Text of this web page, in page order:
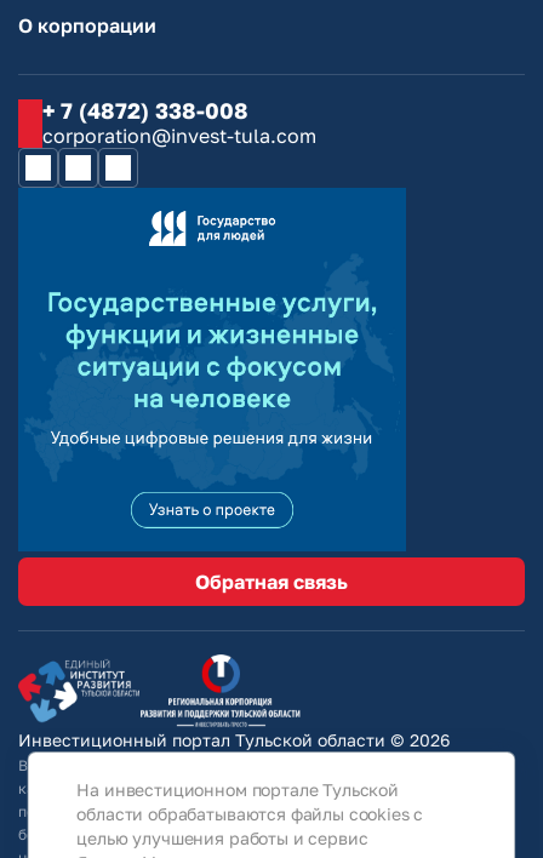
О корпорации
+ 7 (4872) 338-008
corporation@invest-tula.com
Обратная связь
Инвестиционный портал Тульской области © 2026
Вся информация на сайте носит ознакомительный характер и ни при
каких условиях не является публичной офертой, определяемой
положениями Статьи 437 Гражданского кодекса РФ. Для получения
более подробной информации и окончательных условий следует
На инвестиционном портале Тульской
области обрабатываются файлы cookies с
целью улучшения работы и сервис